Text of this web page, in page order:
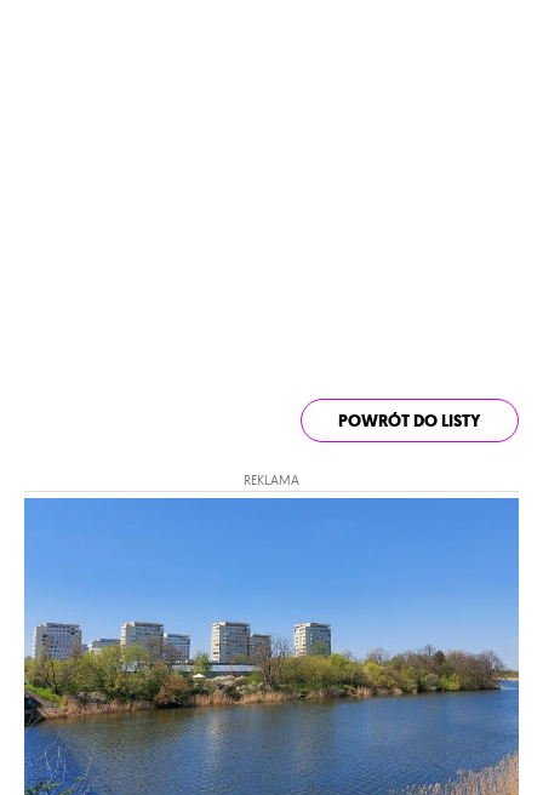
POWRÓT DO LISTY
REKLAMA